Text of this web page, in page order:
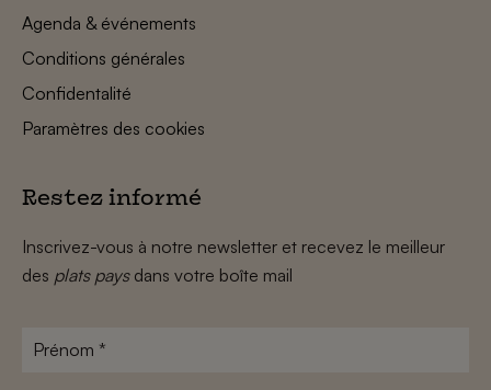
Agenda & événements
Conditions générales
Confidentalité
Paramètres des cookies
Restez informé
Inscrivez-vous à notre newsletter et recevez le meilleur
des plats paysdans votre boîte mail
Prénom